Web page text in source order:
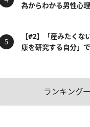
為からわかる男性心
【#2】「産みたく
康を研究する自分」
ランキング